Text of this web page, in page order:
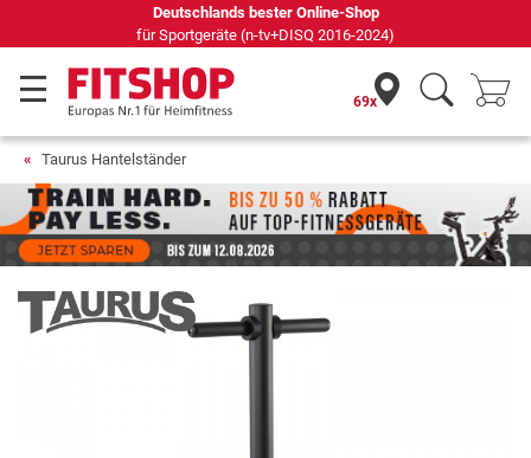
Deutschlands bester Online-Shop
Sportgeräte (n-tv+DISQ 2016-2024)
69x
Taurus Hantelständer